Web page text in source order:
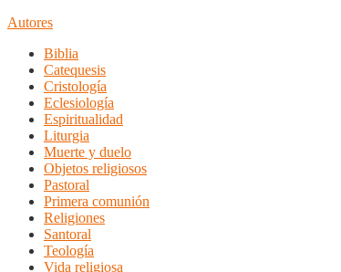
Autores
Biblia
Catequesis
Cristología
Eclesiología
Espiritualidad
Liturgia
Muerte y duelo
Objetos religiosos
Pastoral
Primera comunión
Religiones
Santoral
Teología
Vida religiosa